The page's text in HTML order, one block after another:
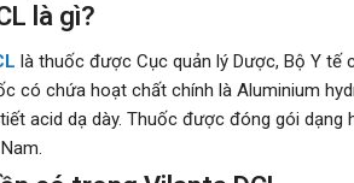
là gì?
là thuốc được Cục quản lý Dược, Bộ Y tế
có chứa hoạt chất chính là Aluminium
acid dạ dày. Thuốc được đóng gói